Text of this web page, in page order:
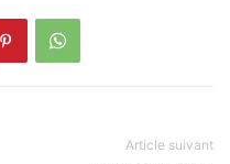
Article suivant